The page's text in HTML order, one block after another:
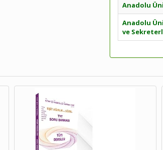
Anadolu
Anadolu
ve